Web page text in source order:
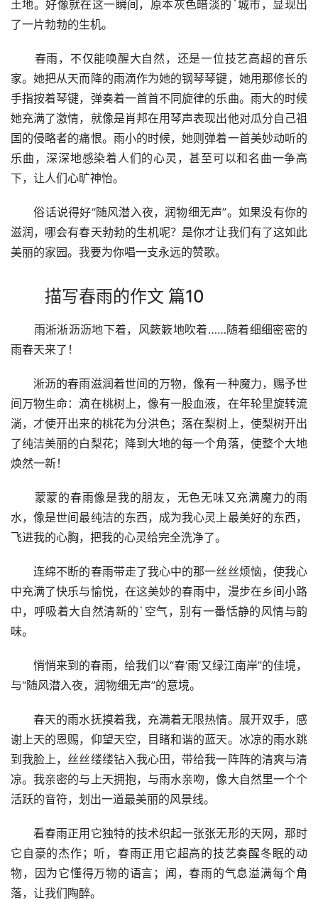
土地。好像就在这一瞬间，原本灰色暗淡的`城市，显现出
了一片勃勃的生机。
春雨，不仅能唤醒大自然，还是一位技艺高超的音乐
家。她把从天而降的雨滴作为她的钢琴琴键，她用那修长的
手指按着琴键，弹奏着一首首不同旋律的乐曲。雨大的时候
她充满了激情，就像是肖邦在用琴声表现出他对瓜分自己祖
国的侵略者的痛恨。雨小的时候，她则弹着一首美妙动听的
乐曲，深深地感染着人们的心灵，甚至可以和名曲一争高
下，让人们心旷神怡。
俗话说得好“随风潜入夜，润物细无声”。如果没有你的
滋润，哪会有春天勃勃的生机呢？是你才让我们有了这如此
美丽的家园。我要为你唱一支永远的赞歌。
描写春雨的作文 篇10
雨淅淅沥沥地下着，风簌簌地吹着……随着细细密密的
雨春天来了！
淅沥的春雨滋润着世间的万物，像有一种魔力，赐予世
间万物生命：滴在桃树上，像有一股血液，在年轮里旋转流
淌，才使开出来的桃花为分洪色；落在梨树上，使梨树开出
了纯洁美丽的白梨花；降到大地的每一个角落，使整个大地
焕然一新！
蒙蒙的春雨像是我的朋友，无色无味又充满魔力的雨
水，像是世间最纯洁的东西，成为我心灵上最美好的东西，
飞进我的心胸，把我的心灵给完全洗净了。
连绵不断的春雨带走了我心中的那一丝丝烦恼，使我心
中充满了快乐与愉悦，在这美妙的春雨中，漫步在乡间小路
中，呼吸着大自然清新的`空气，别有一番恬静的风情与韵
味。
悄悄来到的春雨，给我们以“春‘雨’又绿江南岸”的佳境，
与“随风潜入夜，润物细无声”的意境。
春天的雨水抚摸着我，充满着无限热情。展开双手，感
谢上天的恩赐，仰望天空，目睹和谐的蓝天。冰凉的雨水跳
到我脸上，丝丝缕缕钻入我心田，带给我一阵阵的清爽与清
凉。我亲密的与上天拥抱，与雨水亲吻，像大自然里一个个
活跃的音符，划出一道最美丽的风景线。
看春雨正用它独特的技术织起一张张无形的天网，那时
它自豪的杰作；听，春雨正用它超高的技艺奏醒冬眠的动
物，因为它懂得万物的语言；闻，春雨的气息溢满每个角
落，让我们陶醉。